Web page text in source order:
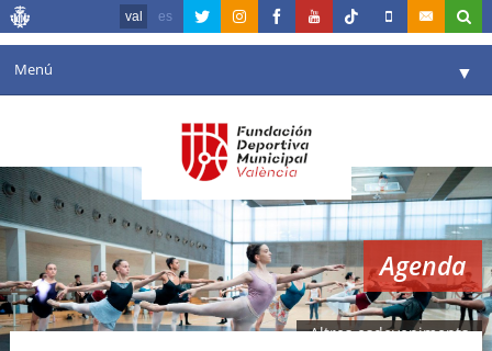
val es
Menú ▼
Agenda
Instal·lacions ▼
Comunicació ▼
València en esport ▼
Agenda
Altres esdeveniments